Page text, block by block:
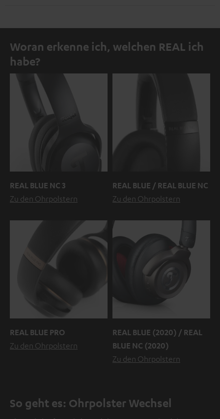
Woran erkenne ich, welchen REAL ich
habe?
REAL BLUE NC 3
Zu den Ohrpolstern
REAL BLUE / REAL BLUE NC
Zu den Ohrpolstern
REAL BLUE PRO
Zu den Ohrpolstern
REAL BLUE (2020) / REAL
BLUE NC (2020)
Zu den Ohrpolstern
So geht es: Ohrpolster Wechsel